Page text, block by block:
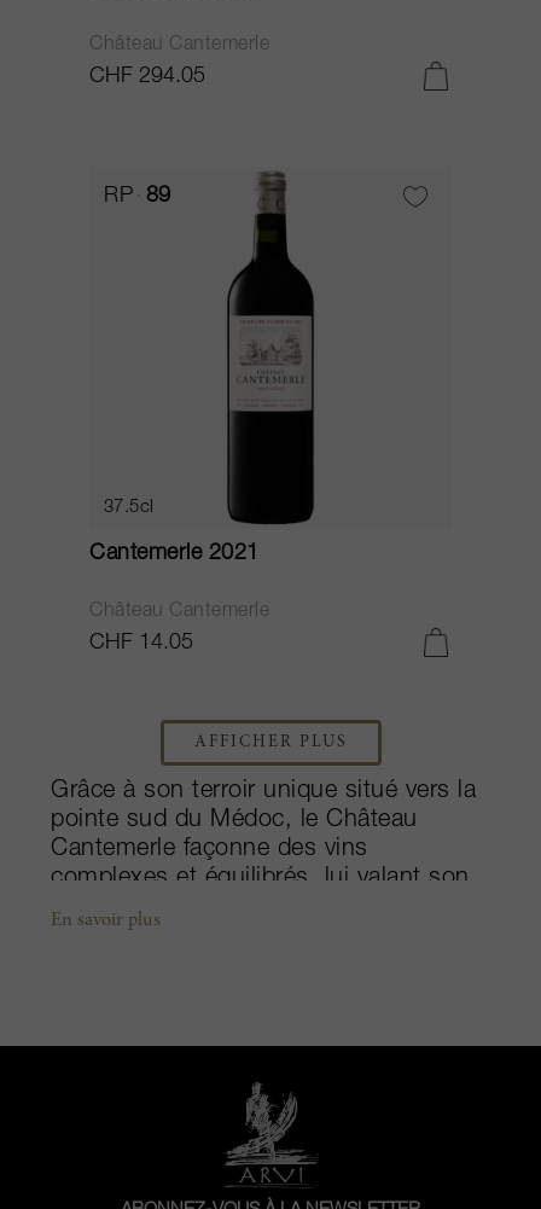
Château Cantemerle
CHF 294.05
RP 89
37.5cl
Cantemerle 2021
Château Cantemerle
CHF 14.05
AFFICHER PLUS
Grâce à son terroir unique situé vers la
pointe sud du Médoc, le Château
Cantemerle façonne des vins
complexes et équilibrés, lui valant son
titre de Grand Cru Classé dans le
fameux classement de 1855. Sur une
Gauche. S’y ajoute une part assez
inattendue de 40% de merlot, les 10%
restants étant partagés entre le
cabernet franc et le petit verdot. Après
une succession de propriétaires, le
domaine est passé entre les mains de
En savoir plus